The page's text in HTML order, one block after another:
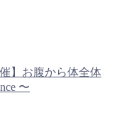
】お腹から体全体
〜